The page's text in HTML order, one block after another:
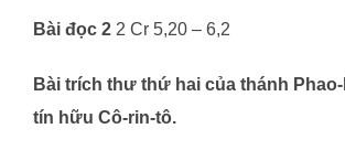
Bài đọc 2 2 Cr 5,20 – 6,2
Bài trích thư thứ hai của thánh
tín hữu Cô-rin-tô.